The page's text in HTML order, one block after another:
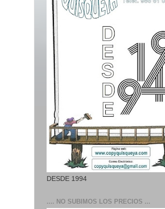
DESDE 1994
.... NO SUBIMOS LOS PRECIOS ...